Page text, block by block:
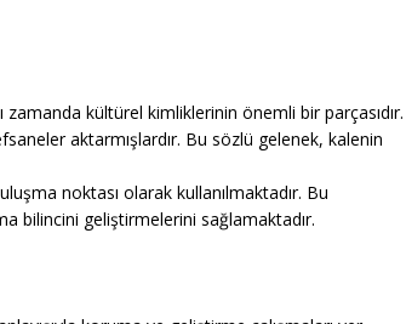
kültürel kimliklerinin önemli bir parçasıdır.
aktarmışlardır. Bu sözlü gelenek, kalenin
noktası olarak kullanılmaktadır. Bu
bilincini geliştirmelerini sağlamaktadır.